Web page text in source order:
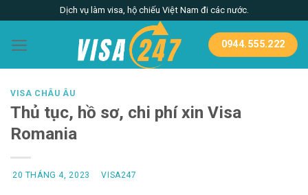
content
Dịch vụ làm visa, hộ chiếu Việt Nam đi các nước.
0944.555.222
VISA CHÂU ÂU
Thủ tục, hồ sơ, chi phí xin Visa
Romania
20 THÁNG 4, 2023 VISA247